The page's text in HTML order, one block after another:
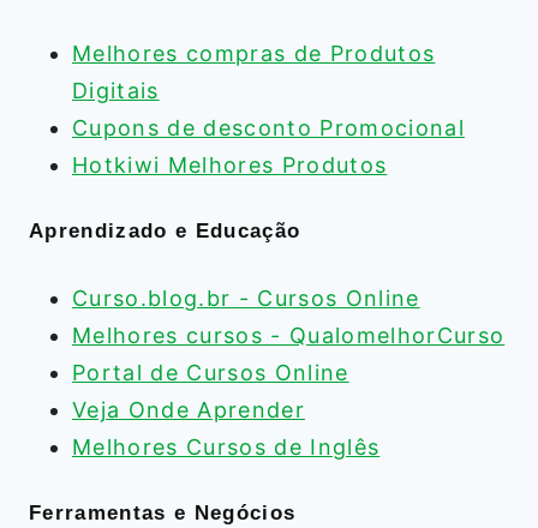
Melhores compras de Produtos
Digitais
Cupons de desconto Promocional
Hotkiwi Melhores Produtos
Aprendizado e Educação
Curso.blog.br - Cursos Online
Melhores cursos - QualomelhorCurso
Portal de Cursos Online
Veja Onde Aprender
Melhores Cursos de Inglês
Ferramentas e Negócios